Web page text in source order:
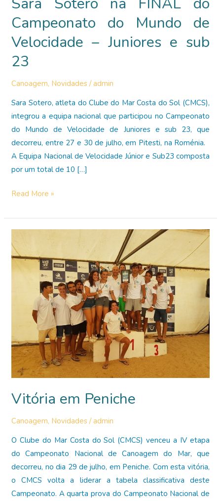
Campeonato do Mundo de
Velocidade – Juniores e sub
23
Canoagem, Novidades /admin
Sara Sotero, atleta do Clube do Mar Costa do Sol (CMCS),
integrou a equipa nacional que participou no Campeonato
do Mundo de Velocidade de Juniores e sub 23, que
decorreu, entre 27 e 30 de julho, em Pitesti, na Roménia.
A Equipa Nacional de Velocidade Júnior e Sub23 composta
por um total de 10 […]
Sara
na
do
Campeonato
do
Velocidade
Juniores
e
sub
23
Read More »
Vitória em Peniche
Canoagem, Novidades /admin
O Clube do Mar Costa do Sol (CMCS) venceu a IV etapa
do Campeonato Nacional de Canoagem do Mar, que
decorreu, no dia 29 de julho, em Peniche. Com esta vitória,
o CMCS volta a liderar a tabela classificativa deste
Campeonato. A quarta prova do Campeonato Nacional de